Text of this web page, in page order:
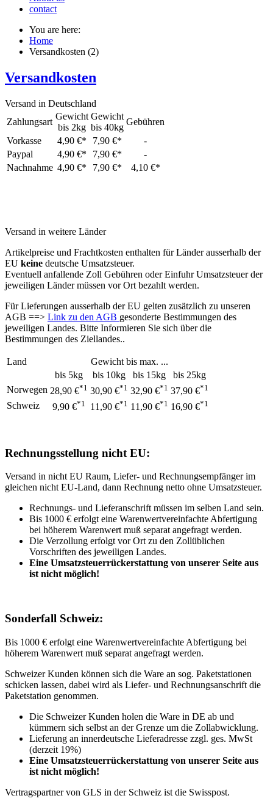
contact
You are here:
Home
Versandkosten (2)
Versandkosten
Versand in Deutschland
Zahlungsart
Gewicht
bis 2kg
Gewicht
bis 40kg
Gebühren
Vorkasse
4,90 €* 7,90 €*
-
Paypal
4,90 €* 7,90 €*
-
Nachnahme 4,90 €* 7,90 €* 4,10 €*
Versand in weitere Länder
Artikelpreise und Frachtkosten enthalten für Länder ausserhalb der
EU keine deutsche Umsatzsteuer.
Eventuell anfallende Zoll Gebühren oder Einfuhr Umsatzsteuer der
jeweiligen Länder müssen vor Ort bezahlt werden.
Für Lieferungen ausserhalb der EU gelten zusätzlich zu unseren
AGB ==> Link zu den AGB gesonderte Bestimmungen des
jeweiligen Landes. Bitte Informieren Sie sich über die
Bestimmungen des Ziellandes..
Land
Gewicht bis max. ...
bis 5kg
bis 10kg bis 15kg
bis 25kg
Norwegen 28,90 €*1 30,90 €*1 32,90 €*1 37,90 €*1
Schweiz 9,90 €*1 11,90 €*1 11,90 €*1 16,90 €*1
Rechnungsstellung nicht EU:
Versand in nicht EU Raum, Liefer- und Rechnungsempfänger im
gleichen nicht EU-Land, dann Rechnung netto ohne Umsatzsteuer.
Rechnungs- und Lieferanschrift müssen im selben Land sein.
Bis 1000 € erfolgt eine Warenwertvereinfachte Abfertigung
bei höherem Warenwert muß separat angefragt werden.
Die Verzollung erfolgt vor Ort zu den Zollüblichen
Vorschriften des jeweiligen Landes.
Eine Umsatzsteuerrückerstattung von unserer Seite aus
ist nicht möglich!
Sonderfall Schweiz:
Bis 1000 € erfolgt eine Warenwertvereinfachte Abfertigung bei
höherem Warenwert muß separat angefragt werden.
Schweizer Kunden können sich die Ware an sog. Paketstationen
schicken lassen, dabei wird als Liefer- und Rechnungsanschrift die
Paketstation genommen.
Die Schweizer Kunden holen die Ware in DE ab und
kümmern sich selbst an der Grenze um die Zollabwicklung.
Lieferung an innerdeutsche Lieferadresse zzgl. ges. MwSt
(derzeit 19%)
Eine Umsatzsteuerrückerstattung von unserer Seite aus
ist nicht möglich!
Vertragspartner von GLS in der Schweiz ist die Swisspost.